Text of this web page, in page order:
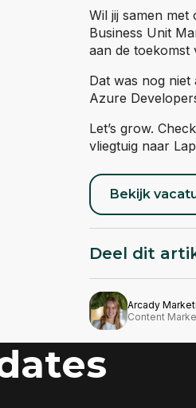
Wil jij samen
Business Unit
aan de toekomst
Dat was nog
Azure
Let’s grow.
vliegtuig naar
Bekijk
Deel dit
Arcady
Content